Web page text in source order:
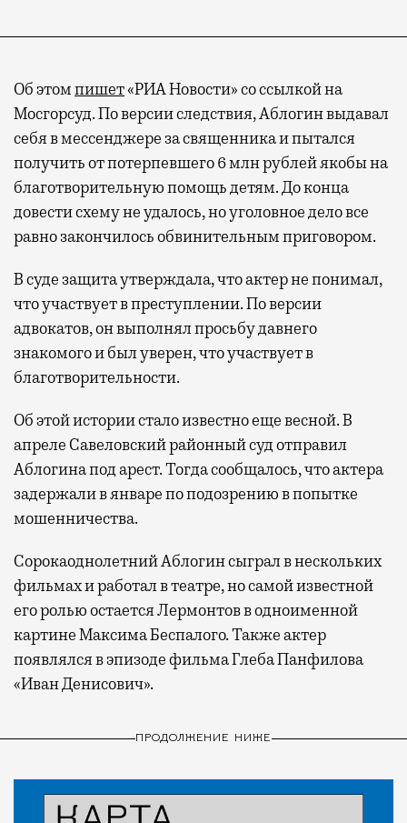
Об этомпишет«РИА Новости» со ссылкой на
Мосгорсуд. По версии следствия, Аблогин выдавал
себя в мессенджере за священника и пытался
получить от потерпевшего 6 млн рублей якобы на
благотворительную помощь детям. До конца
довести схему не удалось, но уголовное дело все
равно закончилось обвинительным приговором.
В суде защита утверждала, что актер не понимал,
что участвует в преступлении. По версии
адвокатов, он выполнял просьбу давнего
знакомого и был уверен, что участвует в
благотворительности.
Об этой истории стало известно еще весной. В
апреле Савеловский районный суд отправил
Аблогина под арест. Тогда сообщалось, что актера
задержали в январе по подозрению в попытке
мошенничества.
Сорокаоднолетний Аблогин сыграл в нескольких
фильмах и работал в театре, но самой известной
его ролью остается Лермонтов в одноименной
картине Максима Беспалого. Также актер
появлялся в эпизоде фильма Глеба Панфилова
«Иван Денисович».
ПРОДОЛЖЕНИЕ НИЖЕ